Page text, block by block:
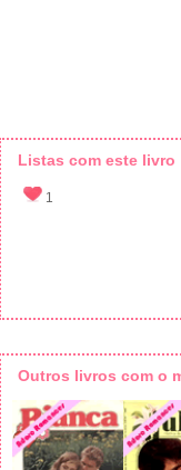
Listas com este livro
1
Outros livros com o